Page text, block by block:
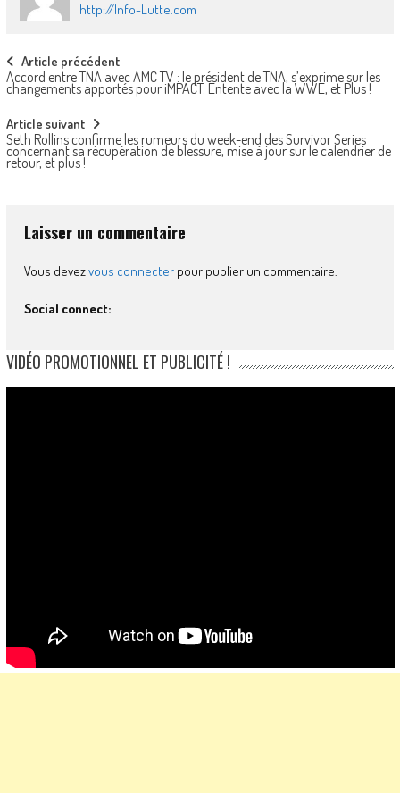
http://Info-Lutte.com
Post
navigation
Article précédent
Accord entre TNA avec AMC TV : le président de TNA, s’exprime sur les
changements apportés pour iMPACT. Entente avec la WWE, et Plus !
Article suivant
Seth Rollins confirme les rumeurs du week-end des Survivor Series
concernant sa récupération de blessure, mise à jour sur le calendrier de
retour, et plus !
Laisser un commentaire
Vous devezvous connecterpour publier un commentaire.
Social connect:
VIDÉO PROMOTIONNEL ET PUBLICITÉ !